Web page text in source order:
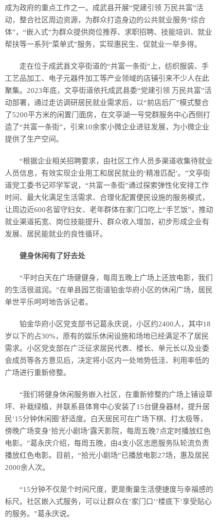
成为政府的重点工作之一。成武县开展“党建引领 万民共富”活
动，整合社区周边资源，为群众打造身边的公共就业服务“综合
体”，“嵌入式”为群众提供岗位推荐、求职招聘、技能培训、就业
帮扶等一系列“菜单式”服务，实现惠民生、促就业一举多得。
走在位于成武县文亭街道的“共富一条街”上，纺织服装、手
工艺品加工、电子元器件加工等产业领域的店铺引来不少人在此
聚集。2023年底，文亭街道依托成武县委“党建引领 万民共富”活
动部署，通过走访调研居民就业需求后，以“前店后厂”模式整合
了5200平方米的闲置门面房，在文亭湖一号党群服务中心西侧打
造了“共富一条街”，引来10余家小微企业进驻发展，为小微企业
提供了生产空间。
“根据企业相关招聘要求，由社区工作人员多渠道收集待就业
人员信息，有效实现企业用工和居民就业的‘精准匹配’。”文亭街
道党工委书记邓学军说，“共富一条街”通过探索弹性化安排工作
时间、最大化满足生活需求、合理化配置便民设施的服务模式，
让周边近600名留守妇女、老年群体在家门口吃上“手艺饭”，推动
就业渠道拓宽、岗位技能提升、群众收入增加，初步形成企业有
发展、居民能就业的良性循环。
健身休闲有了好去处
“平时白天在广场健健身，每周五晚上广场上还放电影，我们
的生活很滋润。”在单县园艺街道铂金华府小区的休闲广场，居民
单世平乐呵呵地告诉记者。
铂金华府小区党支部书记葛永庆说，小区约2400人，其中18
岁以下的占30%，原有的娱乐休闲设施和场地已经满足不了居民
需求。小区党支部在广泛征求居民代表、楼长、单元长以及业委
会成员等各方意见后，决定将小区内一处地势低洼、利用率低的
广场进行重新修整。
“我们将健身休闲服务嵌入社区，在重新修整的广场上铺设草
坪、补栽绿植，并联系县体育中心安装了15台健身器材，提升居
民‘15分钟休闲圈’舒适度。白天居民可在广场下棋、打太极等，
傍晚广场变身‘拾光小剧场’露天影院，每周五晚7点定时播放红色
电影。”葛永庆介绍，每周五晚，由4支小区志愿服务队轮流负责
播放红色电影。目前，“拾光小剧场”已播放电影27场，惠及居民
2000余人次。
“15分钟不仅是个时间尺度，更是衡量生活便捷度与幸福感的
标尺。社区嵌入式服务，可以让群众在‘家门口’‘楼底下’享受贴心
的服务。”葛永庆说。